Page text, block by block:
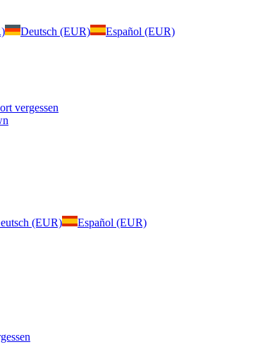
Deutsch (EUR)
Español (EUR)
vergessen
(EUR)
Español (EUR)